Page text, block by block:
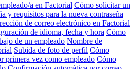
a en Factorial Cómo solicitar un
y requisitos para la nueva contraseña
de correo electrónico en Factorial
de idioma, fecha y hora Cómo
de un empleado Nombre de
Subida de foto de perfil Cómo
primera vez como empleado Cómo